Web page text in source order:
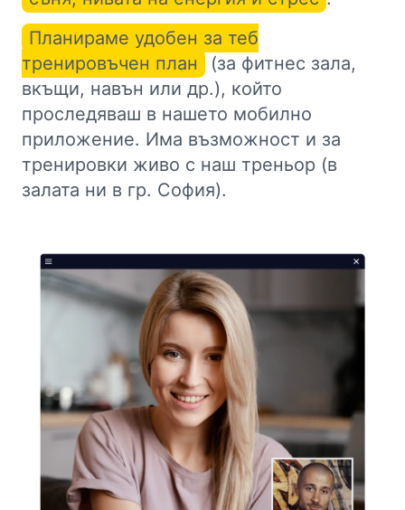
Планираме удобен за теб
тренировъчен план
(за фитнес зала,
вкъщи, навън или др.), който
проследяваш в нашето мобилно
приложение. Има възможност и за
тренировки живо с наш треньор (в
залата ни в гр. София).